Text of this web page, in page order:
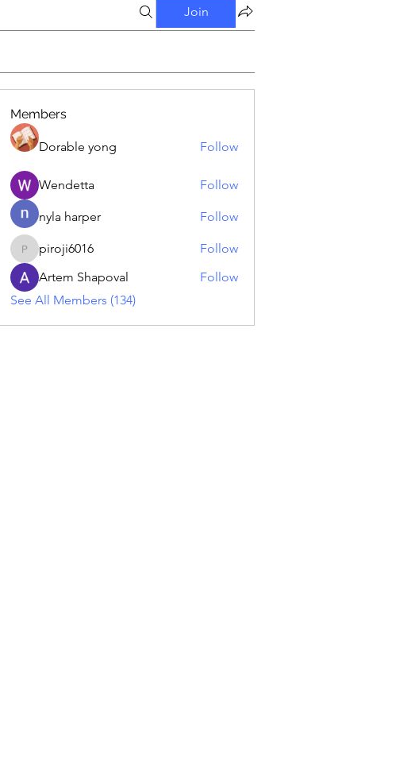
Join
Members
Dorable yong Follow
Wendetta Follow
nyla harper Follow
piroji6016
piroji6016
Follow
Artem Shapoval
Follow
See All Members (134)